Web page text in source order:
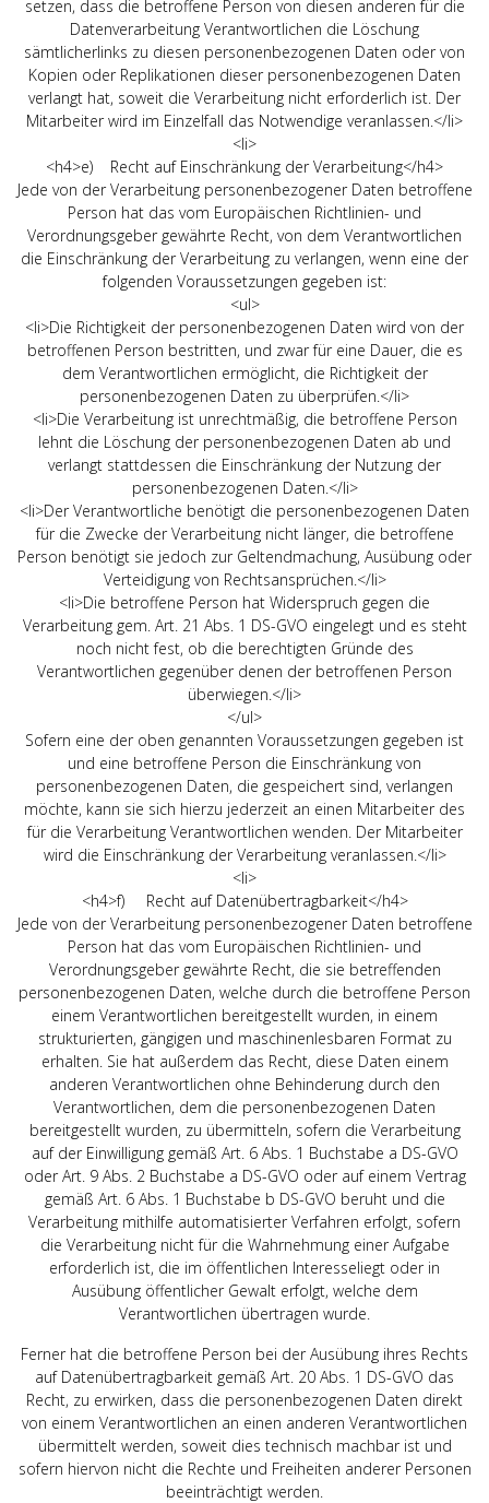
setzen, dass die betroffene Person von diesen anderen für die
Datenverarbeitung Verantwortlichen die Löschung
sämtlicherlinks zu diesen personenbezogenen Daten oder von
Kopien oder Replikationen dieser personenbezogenen Daten
verlangt hat, soweit die Verarbeitung nicht erforderlich ist. Der
Mitarbeiter wird im Einzelfall das Notwendige veranlassen.</li>
<li>
<h4>e) Recht auf Einschränkung der Verarbeitung</h4>
Jede von der Verarbeitung personenbezogener Daten betroffene
Person hat das vom Europäischen Richtlinien- und
Verordnungsgeber gewährte Recht, von dem Verantwortlichen
die Einschränkung der Verarbeitung zu verlangen, wenn eine der
folgenden Voraussetzungen gegeben ist:
<ul>
<li>Die Richtigkeit der personenbezogenen Daten wird von der
betroffenen Person bestritten, und zwar für eine Dauer, die es
dem Verantwortlichen ermöglicht, die Richtigkeit der
personenbezogenen Daten zu überprüfen.</li>
<li>Die Verarbeitung ist unrechtmäßig, die betroffene Person
lehnt die Löschung der personenbezogenen Daten ab und
verlangt stattdessen die Einschränkung der Nutzung der
personenbezogenen Daten.</li>
<li>Der Verantwortliche benötigt die personenbezogenen Daten
für die Zwecke der Verarbeitung nicht länger, die betroffene
Person benötigt sie jedoch zur Geltendmachung, Ausübung oder
Verteidigung von Rechtsansprüchen.</li>
<li>Die betroffene Person hat Widerspruch gegen die
Verarbeitung gem. Art. 21 Abs. 1 DS-GVO eingelegt und es steht
noch nicht fest, ob die berechtigten Gründe des
Verantwortlichen gegenüber denen der betroffenen Person
überwiegen.</li>
</ul>
Sofern eine der oben genannten Voraussetzungen gegeben ist
und eine betroffene Person die Einschränkung von
personenbezogenen Daten, die gespeichert sind, verlangen
möchte, kann sie sich hierzu jederzeit an einen Mitarbeiter des
für die Verarbeitung Verantwortlichen wenden. Der Mitarbeiter
wird die Einschränkung der Verarbeitung veranlassen.</li>
<li>
<h4>f) Recht auf Datenübertragbarkeit</h4>
Jede von der Verarbeitung personenbezogener Daten betroffene
Person hat das vom Europäischen Richtlinien- und
Verordnungsgeber gewährte Recht, die sie betreffenden
personenbezogenen Daten, welche durch die betroffene Person
einem Verantwortlichen bereitgestellt wurden, in einem
strukturierten, gängigen und maschinenlesbaren Format zu
erhalten. Sie hat außerdem das Recht, diese Daten einem
anderen Verantwortlichen ohne Behinderung durch den
Verantwortlichen, dem die personenbezogenen Daten
bereitgestellt wurden, zu übermitteln, sofern die Verarbeitung
auf der Einwilligung gemäß Art. 6 Abs. 1 Buchstabe a DS-GVO
oder Art. 9 Abs. 2 Buchstabe a DS-GVO oder auf einem Vertrag
gemäß Art. 6 Abs. 1 Buchstabe b DS-GVO beruht und die
Verarbeitung mithilfe automatisierter Verfahren erfolgt, sofern
die Verarbeitung nicht für die Wahrnehmung einer Aufgabe
erforderlich ist, die im öffentlichen Interesseliegt oder in
Ausübung öffentlicher Gewalt erfolgt, welche dem
Verantwortlichen übertragen wurde.
Ferner hat die betroffene Person bei der Ausübung ihres Rechts
auf Datenübertragbarkeit gemäß Art. 20 Abs. 1 DS-GVO das
Recht, zu erwirken, dass die personenbezogenen Daten direkt
von einem Verantwortlichen an einen anderen Verantwortlichen
übermittelt werden, soweit dies technisch machbar ist und
sofern hiervon nicht die Rechte und Freiheiten anderer Personen
beeinträchtigt werden.